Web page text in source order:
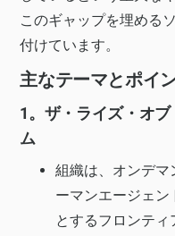
このギャップを埋める
付けています。
主なテーマとポイ
1。ザ・ライズ・オ
ム
組織は、オンデマ
ーマンエージェ
とするフロンテ